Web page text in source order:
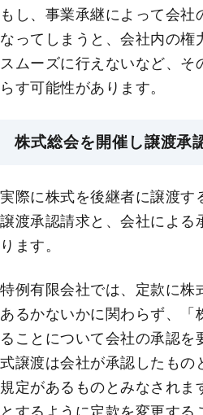
もし、事業承継によって会社
なってしまうと、会社内の権
スムーズに行えないなど、そ
らす可能性があります。
株式総会を開催し譲渡承
実際に株式を後継者に譲渡す
譲渡承認請求と、会社による
ります。
特例有限会社では、定款に株
あるかないかに関わらず、「
ることについて会社の承認を
式譲渡は会社が承認したもの
規定があるものとみなされま
とするように定款を変更する